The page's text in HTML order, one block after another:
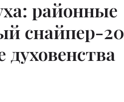
районные
снайпер-